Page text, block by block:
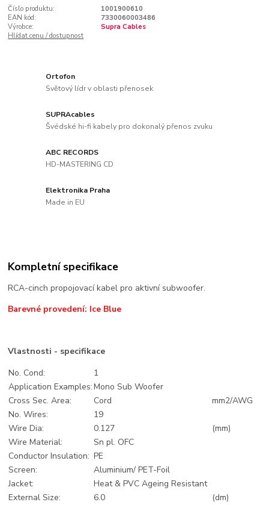
Číslo produktu:
1001900610
EAN kód:
7330060003486
Výrobce:
Supra Cables
Hlídat cenu / dostupnost
Ortofon
Světový lídr v oblasti přenosek
SUPRAcables
Švédské hi-fi kabely pro dokonalý přenos zvuku
ABC RECORDS
HD-MASTERING CD
Elektronika Praha
Made in EU
Kompletní specifikace
RCA-cinch propojovací kabel pro aktivní subwoofer.
Barevné provedení: Ice Blue
Vlastnosti - specifikace
No. Cond:
1
Application Examples:Mono Sub Woofer
Cross Sec. Area:
Cord
mm2/AWG
No. Wires:
19
Wire Dia:
0.127
(mm)
Wire Material:
Sn pl. OFC
Conductor Insulation: PE
Screen:
Aluminium/ PET-Foil
Jacket:
Heat & PVC Ageing Resistant
External Size:
6.0 (dm)